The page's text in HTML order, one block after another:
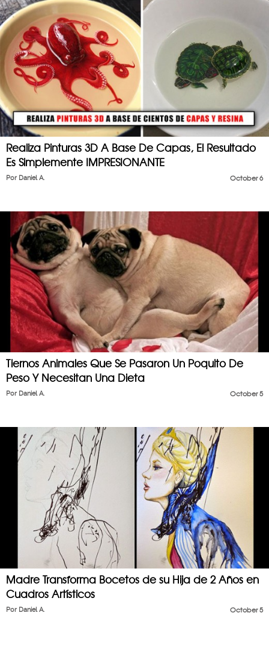
Realiza Pinturas 3D A Base De Capas, El Resultado
Es Simplemente IMPRESIONANTE
October 6
Por Daniel A.
Tiernos Animales Que Se Pasaron Un Poquito De
Peso Y Necesitan Una Dieta
October 5
Por Daniel A.
Madre Transforma Bocetos de su Hija de 2 Años en
Cuadros Artísticos
October 5
Por Daniel A.